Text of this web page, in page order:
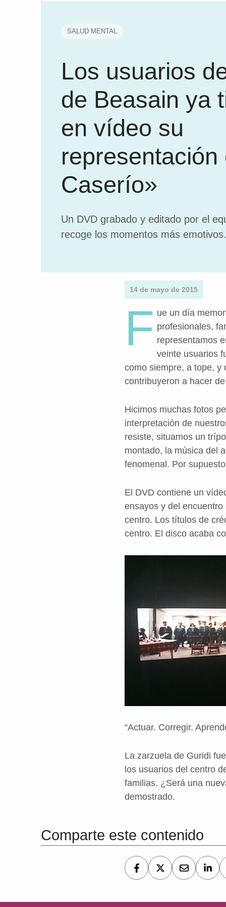
SALUD MENTAL
Los usuarios
de Beasain ya
en vídeo su
representación
Caserío»
Un DVD grabado y editado por el
recoge los momentos más emotivos.
14 de mayo de 2015
F ue un día
profesionales,
representamos
veinte usuarios
como siempre, a tope, y
contribuyeron a hacer
Hicimos muchas fotos
interpretación de
resiste, situamos un
montado, la música del
fenomenal. Por
El DVD contiene un
ensayos y del
centro. Los títulos de
centro. El disco acaba
“Actuar. Corregir.
La zarzuela de Guridi
los usuarios del centro
familias. ¿Será una
demostrado.
Comparte este contenido